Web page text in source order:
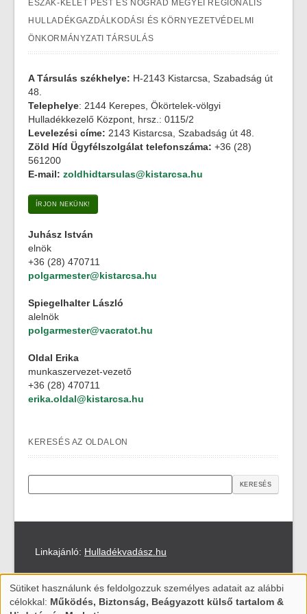
ÉSZAK-KELET PEST ÉS NÓGRÁD MEGYEI REGIONÁLIS
HULLADÉKGAZDÁLKODÁSI ÉS KÖRNYEZETVÉDELMI
ÖNKORMÁNYZATI TÁRSULÁS
A Társulás székhelye: H-2143 Kistarcsa, Szabadság út
48.
Telephelye: 2144 Kerepes, Ökörtelek-völgyi
Hulladékkezelő Központ, hrsz.: 0115/2
Levelezési címe: 2143 Kistarcsa, Szabadság út 48.
Zöld Híd Ügyfélszolgálat telefonszáma: +36 (28)
561200
E-mail: zoldhidtarsulas@kistarcsa.hu
ÍRJON NEKÜNK!
Juhász István
elnök
+36 (28) 470711
polgarmester@kistarcsa.hu
Spiegelhalter László
alelnök
polgarmester@vacratot.hu
Oldal Erika
munkaszervezet-vezető
+36 (28) 470711
erika.oldal@kistarcsa.hu
KERESÉS AZ OLDALON
Linkajánló: Hulladékvadász.hu
Akadálymentesítési nyilatkozat
USE
Sütiket használunk és feldolgozzuk személyes adatait az alábbi
célokkal: Működés, Biztonság, Beágyazott külső tartalom &